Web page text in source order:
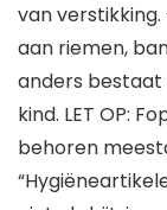
van
aan riemen,
anders bestaat
kind. LET OP:
behoren